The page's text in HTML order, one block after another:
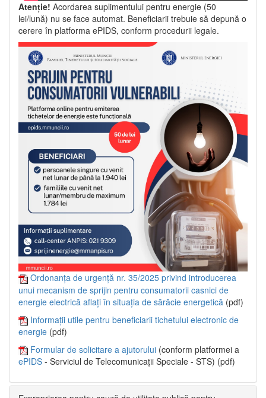
Atenție! Acordarea suplimentului pentru energie (50
lei/lună) nu se face automat. Beneficiarii trebuie să depună o
cerere în platforma ePIDS, conform procedurii legale.
Ordonanța de urgență nr. 35/2025 privind introducerea
unui mecanism de sprijin pentru consumatorii casnici de
energie electrică aflați în situația de sărăcie energetică (pdf)
Informații utile pentru beneficiarii tichetului electronic de
energie (pdf)
Formular de solicitare a ajutorului (conform platformei a
ePIDS - Serviciul de Telecomunicații Speciale - STS) (pdf)